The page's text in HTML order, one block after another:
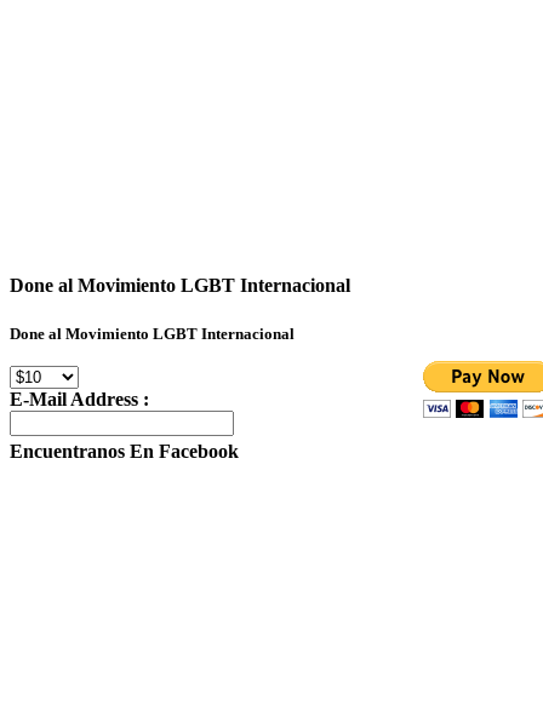
Done al Movimiento LGBT Internacional
Done al Movimiento LGBT Internacional
E-Mail Address :
Encuentranos En Facebook